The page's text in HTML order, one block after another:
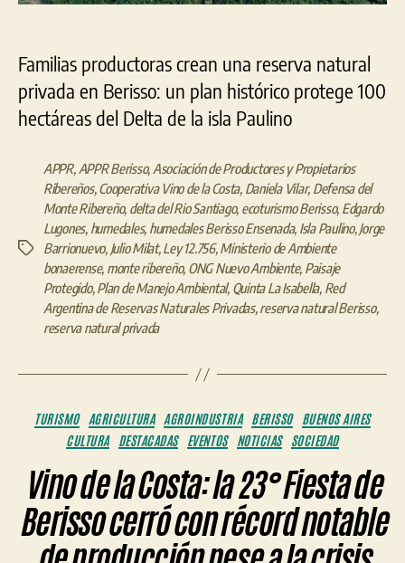
Familias productoras crean una reserva natural
privada en Berisso: un plan histórico protege 100
hectáreas del Delta de la isla Paulino
Etiquetas
APPR, APPR Berisso, Asociación de Productores y Propietarios
Ribereños,Cooperativa Vino de la Costa, Daniela Vilar, Defensa del
Monte Ribereño, delta del Rio Santiago, ecoturismo Berisso, Edgardo
Lugones, humedales, humedales Berisso Ensenada, Isla Paulino,Jorge
Barrionuevo, Julio Milat,Ley 12.756,Ministerio de Ambiente
bonaerense, monte ribereño, ONG Nuevo Ambiente, Paisaje
Protegido,Plan de Manejo Ambiental, Quinta La Isabella, Red
Argentina de Reservas Naturales Privadas,reserva natural Berisso,
reserva natural privada
Categorías
TURISMO AGRICULTURA AGROINDUSTRIA BERISSO
BUENOS AIRES
CULTURA
DESTACADAS EVENTOS NOTICIAS SOCIEDAD
Vino de la Costa: la 23° Fiesta de
Berisso cerró con récord notable